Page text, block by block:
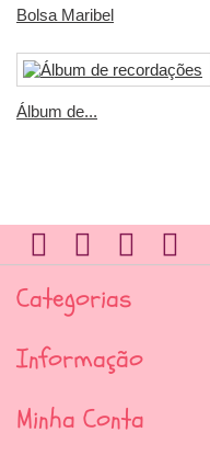
Bolsa Maribel
Álbum de...
Categorias
Informação
Minha Conta